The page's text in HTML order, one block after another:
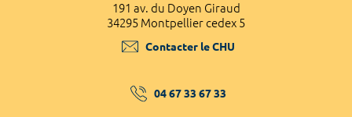
191 av. du Doyen Giraud
34295 Montpellier cedex 5
Contacter le CHU
04 67 33 67 33